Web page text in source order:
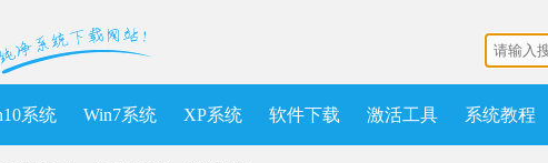
系统 Win7系统 XP系统 软件下载 激活工具 系统教程